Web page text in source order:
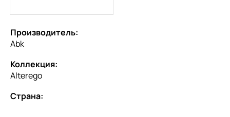
Производитель:
Abk
Коллекция:
Alterego
Страна: